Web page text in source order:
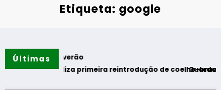
Etiqueta: google
Últimas
do verão
realiza primeira reintrodução de coelho-bravo em área
Guarda desafia